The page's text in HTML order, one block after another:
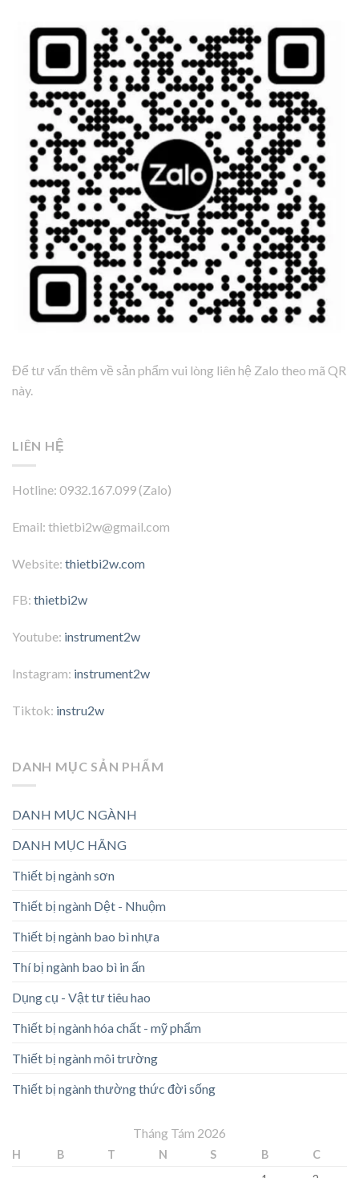
Để tư vấn thêm về sản phẩm vui lòng liên hệ Zalo theo mã QR
này.
LIÊN HỆ
Hotline: 0932.167.099 (Zalo)
Email: thietbi2w@gmail.com
Website: thietbi2w.com
FB: thietbi2w
Youtube: instrument2w
Instagram: instrument2w
Tiktok: instru2w
DANH MỤC SẢN PHẨM
DANH MỤC NGÀNH
DANH MỤC HÃNG
Thiết bị ngành sơn
Thiết bị ngành Dệt - Nhuộm
Thiết bị ngành bao bì nhựa
Thí bị ngành bao bì in ấn
Dụng cụ - Vật tư tiêu hao
Thiết bị ngành hóa chất - mỹ phẩm
Thiết bị ngành môi trường
Thiết bị ngành thường thức đời sống
Tháng Tám 2026
H B T N S B
C